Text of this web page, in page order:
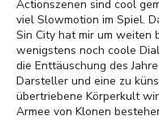
Actionszenen sind cool
viel Slowmotion im Spiel.
Sin City hat mir um weiten
wenigstens noch coole
die Enttäuschung des
Darsteller und eine zu
übertriebene Körperkult
Armee von Klonen